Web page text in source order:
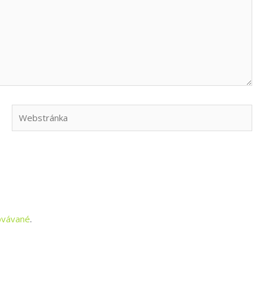
Webstránka
.